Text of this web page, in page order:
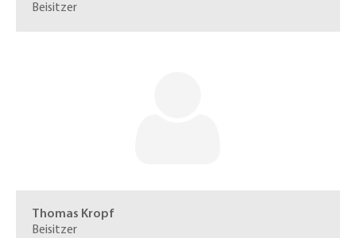
Beisitzer
Thomas Kropf
Beisitzer